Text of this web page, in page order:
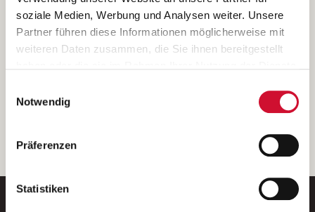
soziale Medien, Werbung und Analysen weiter. Unsere
Partner führen diese Informationen möglicherweise mit
weiteren Daten zusammen, die Sie ihnen bereitgestellt
Wenn Sie auf „Cookies zulassen“ klicken, so stimmen
Sie der Speicherung sämtlicher Cookies zu. Sie können
Ihre Einwilligung selbstverständlich jederzeit widerrufen,
indem Sie die Cookie-Einstellungen aufrufen und diese
unserer
Notwendig
Präferenzen
Statistiken
verantwortliche Stelle zur Kontaktaufnahme weitergegeben
werden.
Diese Einwilligungserklärung kann ich jederzeit gegenüber dem
Weitere Details können Sie der
entnehmen.